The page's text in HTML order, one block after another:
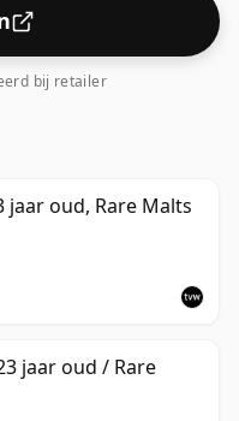
bij retailer
jaar oud, Rare Malts
jaar oud / Rare